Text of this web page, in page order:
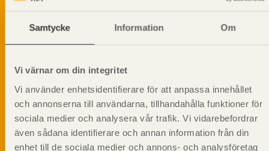
Samtycke Information Om
Vi värnar om din integritet
Vi använder enhetsidentifierare för att anpassa innehållet
och annonserna till användarna, tillhandahålla funktioner för
sociala medier och analysera vår trafik. Vi vidarebefordrar
även sådana identifierare och annan information från din
enhet till de sociala medier och annons- och analysföretag